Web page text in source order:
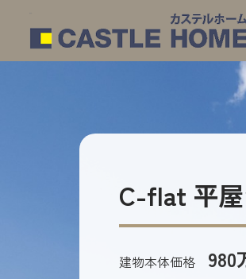
価格＆プラン-C-flat
C-flat 平
建物本体価格 980